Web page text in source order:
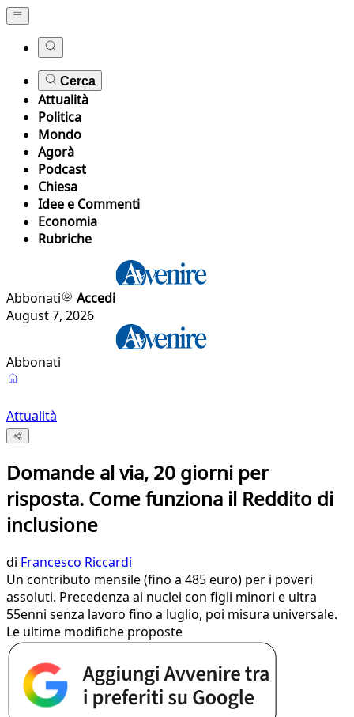
Cerca
Attualità
Politica
Mondo
Agorà
Podcast
Chiesa
Idee e Commenti
Economia
Rubriche
Abbonati
Accedi
August 7, 2026
Abbonati
Attualità
Domande al via, 20 giorni per
risposta. Come funziona il Reddito di
inclusione
di Francesco Riccardi
Un contributo mensile (fino a 485 euro) per i poveri
assoluti. Precedenza ai nuclei con figli minori e ultra
55enni senza lavoro fino a luglio, poi misura universale.
Le ultime modifiche proposte